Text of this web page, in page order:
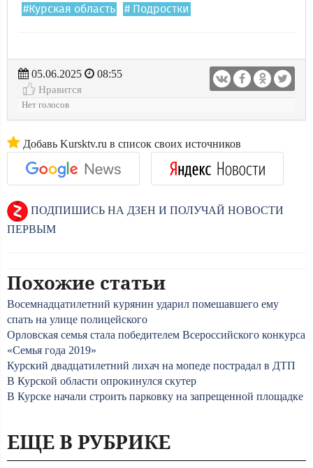
#Курская область # Подростки
05.06.2025
08:55
Нравится
Нет голосов
Добавь Kursktv.ru в список своих источников
ПОДПИШИСЬ НА ДЗЕН И ПОЛУЧАЙ НОВОСТИ
ПЕРВЫМ
Похожие статьи
Восемнадцатилетний курянин ударил помешавшего ему
спать на улице полицейского
Орловская семья стала победителем Всероссийского конкурса
«Семья года 2019»
Курский двадцатилетний лихач на мопеде пострадал в ДТП
В Курской области опрокинулся скутер
В Курске начали строить парковку на запрещенной площадке
ЕЩЕ В РУБРИКЕ